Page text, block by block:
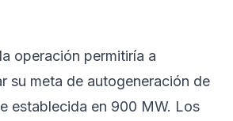
operación permitiría a
su meta de autogeneración de
establecida en 900 MW. Los